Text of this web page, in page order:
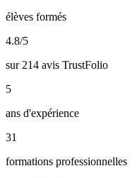
interne "Axionautes" sur la
comme Rakuten,
élèves formés
4.8/5
sur 214 avis TrustFolio
5
ans d'expérience
31
formations professionnelles